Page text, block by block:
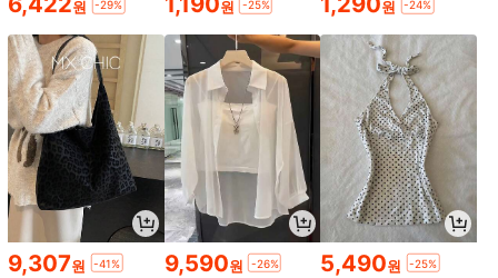
드 코스터, 가을 화병 홀더, 규조토 코
데코레이터, 선물 쇼퍼. 6개 1세트, 18
00개 300세트
1개/2개 일본 화가 고양이 자카 귀여운
데스크톱 장식 미니 DIY 레진 공예, 서
점 시리즈 고양이 문구 책장 장식 미니
어처 사진 장면 일본 자카 장식
3,143원 -44% 마지막 3일
원 -29% 원 -25% 원 -24%
9,307원 -41% 9,590원 -26% 5,490원 -25%